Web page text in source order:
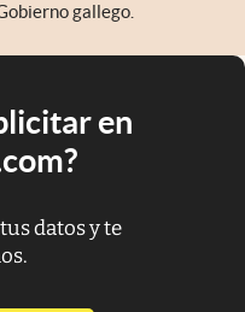
gallego.
en
datos y te